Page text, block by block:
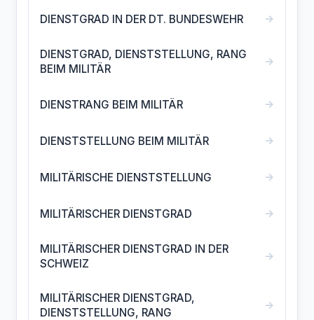
DIENSTGRAD IN DER DT. BUNDESWEHR →
DIENSTGRAD, DIENSTSTELLUNG, RANG
BEIM MILITÄR
→
DIENSTRANG BEIM MILITÄR →
DIENSTSTELLUNG BEIM MILITÄR →
MILITÄRISCHE DIENSTSTELLUNG →
MILITÄRISCHER DIENSTGRAD →
MILITÄRISCHER DIENSTGRAD IN DER
SCHWEIZ
→
MILITÄRISCHER DIENSTGRAD,
DIENSTSTELLUNG, RANG
→